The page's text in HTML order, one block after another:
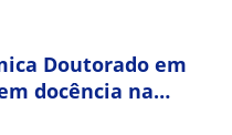
Doutorado em
docência na